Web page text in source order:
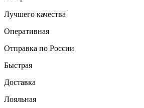
Лучшего качества
Оперативная
Отправка по России
Быстрая
Доставка
Лояльная